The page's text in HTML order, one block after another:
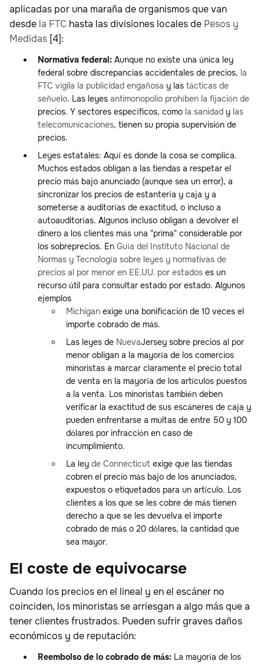
aplicadas por una maraña de organismos que van
desde la FTC hasta las divisiones locales de Pesos y
Medidas [4]:
Normativa federal: Aunque no existe una única ley
federal sobre discrepancias accidentales de precios, la
FTC vigila la publicidad engañosa y las tácticas de
señuelo. Las leyes antimonopolio prohíben la fijación de
precios. Y sectores específicos, como la sanidad y las
telecomunicaciones, tienen su propia supervisión de
precios.
Leyes estatales: Aquí es donde la cosa se complica.
Muchos estados obligan a las tiendas a respetar el
precio más bajo anunciado (aunque sea un error), a
sincronizar los precios de estantería y caja y a
someterse a auditorías de exactitud, o incluso a
autoauditorías. Algunos incluso obligan a devolver el
dinero a los clientes más una "prima" considerable por
los sobreprecios. En Guía del Instituto Nacional de
Normas y Tecnología sobre leyes y normativas de
precios al por menor en EE.UU. por estados es un
recurso útil para consultar estado por estado. Algunos
ejemplos
Michigan exige una bonificación de 10 veces el
importe cobrado de más.
Las leyes de NuevaJersey sobre precios al por
menor obligan a la mayoría de los comercios
minoristas a marcar claramente el precio total
de venta en la mayoría de los artículos puestos
a la venta. Los minoristas también deben
verificar la exactitud de sus escáneres de caja y
pueden enfrentarse a multas de entre 50 y 100
dólares por infracción en caso de
incumplimiento.
La ley de Connecticut exige que las tiendas
cobren el precio más bajo de los anunciados,
expuestos o etiquetados para un artículo. Los
clientes a los que se les cobre de más tienen
derecho a que se les devuelva el importe
cobrado de más o 20 dólares, la cantidad que
sea mayor.
El coste de equivocarse
Cuando los precios en el lineal y en el escáner no
coinciden, los minoristas se arriesgan a algo más que a
tener clientes frustrados. Pueden sufrir graves daños
económicos y de reputación:
Reembolso de lo cobrado de más: La mayoría de los